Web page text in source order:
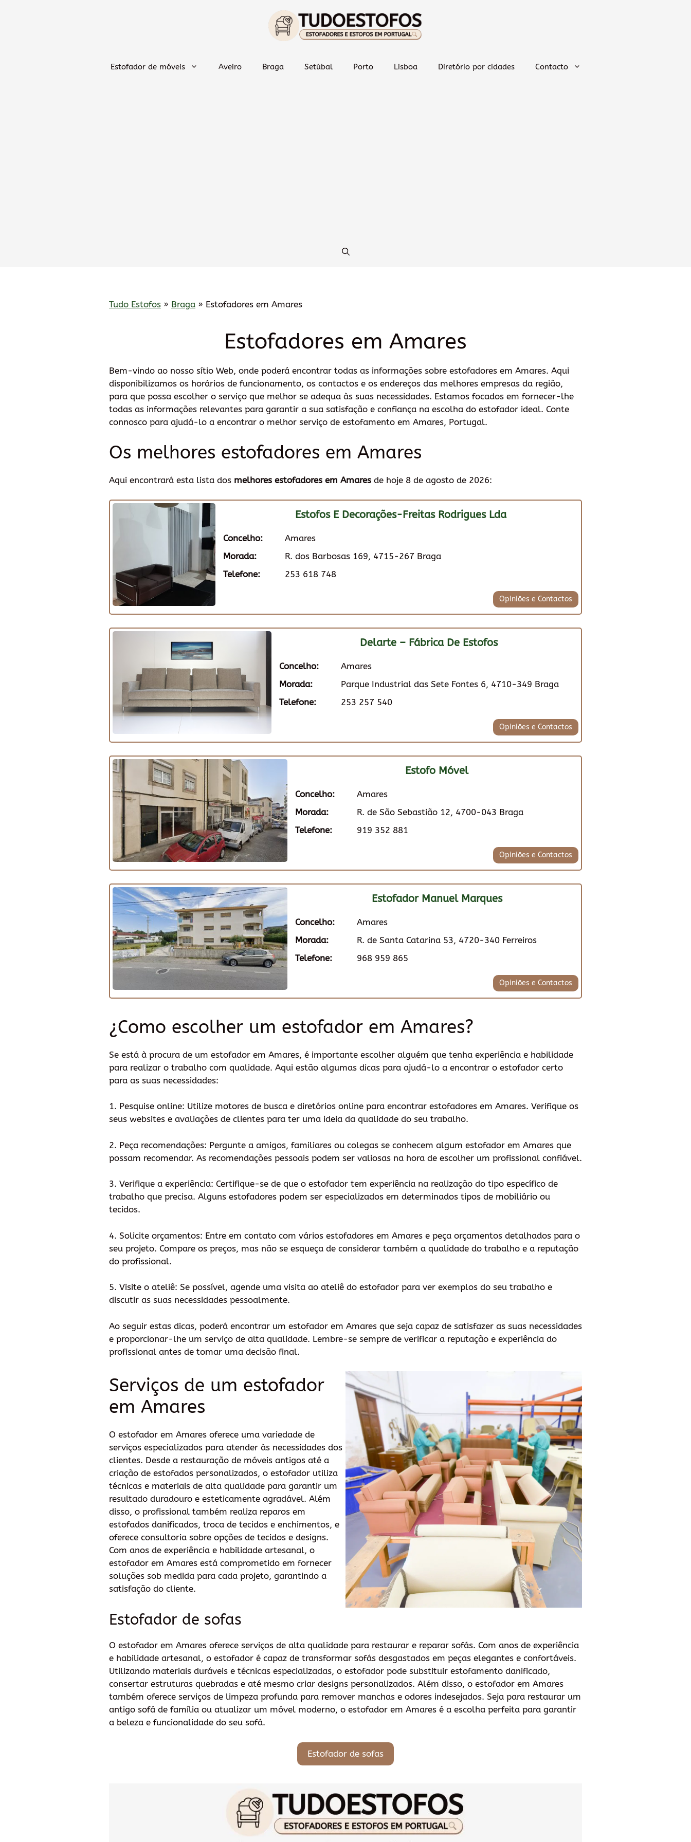
Estofador de móveis Aveiro Braga Setúbal Porto Lisboa Diretório por cidades Contacto
Tudo Estofos » Braga » Estofadores em Amares
Estofadores em Amares
Bem-vindo ao nosso sítio Web, onde poderá encontrar todas as informações sobre estofadores em Amares. Aqui
disponibilizamos os horários de funcionamento, os contactos e os endereços das melhores empresas da região,
para que possa escolher o serviço que melhor se adequa às suas necessidades. Estamos focados em fornecer-lhe
todas as informações relevantes para garantir a sua satisfação e confiança na escolha do estofador ideal. Conte
connosco para ajudá-lo a encontrar o melhor serviço de estofamento em Amares, Portugal.
Os melhores estofadores em Amares
Aqui encontrará esta lista dos melhores estofadores em Amares de hoje 8 de agosto de 2026:
Estofos E Decorações-Freitas Rodrigues Lda
Concelho:
Amares
Morada:
R. dos Barbosas 169, 4715-267 Braga
Telefone:
253 618 748
Opiniões e Contactos
Delarte – Fábrica De Estofos
Concelho:
Amares
Morada:
Parque Industrial das Sete Fontes 6, 4710-349 Braga
Telefone:
253 257 540
Opiniões e Contactos
Estofo Móvel
Concelho:
Amares
Morada:
R. de São Sebastião 12, 4700-043 Braga
Telefone:
919 352 881
Opiniões e Contactos
Estofador Manuel Marques
Concelho:
Amares
Morada:
R. de Santa Catarina 53, 4720-340 Ferreiros
Telefone:
968 959 865
Opiniões e Contactos
¿Como escolher um estofador em Amares?
Se está à procura de um estofador em Amares, é importante escolher alguém que tenha experiência e habilidade
para realizar o trabalho com qualidade. Aqui estão algumas dicas para ajudá-lo a encontrar o estofador certo
para as suas necessidades:
1. Pesquise online: Utilize motores de busca e diretórios online para encontrar estofadores em Amares. Verifique os
seus websites e avaliações de clientes para ter uma ideia da qualidade do seu trabalho.
2. Peça recomendações: Pergunte a amigos, familiares ou colegas se conhecem algum estofador em Amares que
possam recomendar. As recomendações pessoais podem ser valiosas na hora de escolher um profissional confiável.
3. Verifique a experiência: Certifique-se de que o estofador tem experiência na realização do tipo específico de
trabalho que precisa. Alguns estofadores podem ser especializados em determinados tipos de mobiliário ou
tecidos.
4. Solicite orçamentos: Entre em contato com vários estofadores em Amares e peça orçamentos detalhados para o
seu projeto. Compare os preços, mas não se esqueça de considerar também a qualidade do trabalho e a reputação
do profissional.
5. Visite o ateliê: Se possível, agende uma visita ao ateliê do estofador para ver exemplos do seu trabalho e
discutir as suas necessidades pessoalmente.
Ao seguir estas dicas, poderá encontrar um estofador em Amares que seja capaz de satisfazer as suas necessidades
e proporcionar-lhe um serviço de alta qualidade. Lembre-se sempre de verificar a reputação e experiência do
profissional antes de tomar uma decisão final.
Serviços de um estofador
em Amares
O estofador em Amares oferece uma variedade de
serviços especializados para atender às necessidades dos
clientes. Desde a restauração de móveis antigos até a
criação de estofados personalizados, o estofador utiliza
técnicas e materiais de alta qualidade para garantir um
resultado duradouro e esteticamente agradável. Além
disso, o profissional também realiza reparos em
estofados danificados, troca de tecidos e enchimentos, e
oferece consultoria sobre opções de tecidos e designs.
Com anos de experiência e habilidade artesanal, o
estofador em Amares está comprometido em fornecer
soluções sob medida para cada projeto, garantindo a
satisfação do cliente.
Estofador de sofas
O estofador em Amares oferece serviços de alta qualidade para restaurar e reparar sofás. Com anos de experiência
e habilidade artesanal, o estofador é capaz de transformar sofás desgastados em peças elegantes e confortáveis.
Utilizando materiais duráveis e técnicas especializadas, o estofador pode substituir estofamento danificado,
consertar estruturas quebradas e até mesmo criar designs personalizados. Além disso, o estofador em Amares
também oferece serviços de limpeza profunda para remover manchas e odores indesejados. Seja para restaurar um
antigo sofá de família ou atualizar um móvel moderno, o estofador em Amares é a escolha perfeita para garantir
a beleza e funcionalidade do seu sofá.
Estofador de sofas